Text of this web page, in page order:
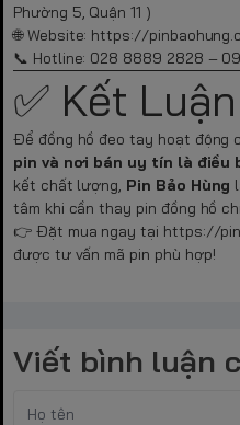
Phường 5, Quận 11 )
🌐 Website: https://
📞 Hotline: 028 8889 2828 –
✅ Kết Luận
Để đồng hồ đeo tay hoạt động
pin và nơi bán uy tín là điều
kết chất lượng, Pin Bảo Hùng
tâm khi cần thay pin đồng hồ
👉 Đặt mua ngay tại https://
được tư vấn mã pin phù hợp!
Viết bình luận